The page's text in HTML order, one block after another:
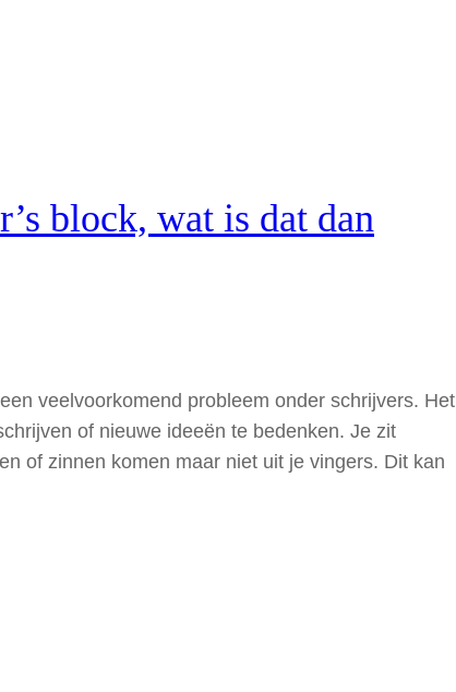
block, wat is dat dan
veelvoorkomend probleem onder schrijvers. Het
of nieuwe ideeën te bedenken. Je zit
of zinnen komen maar niet uit je vingers. Dit kan